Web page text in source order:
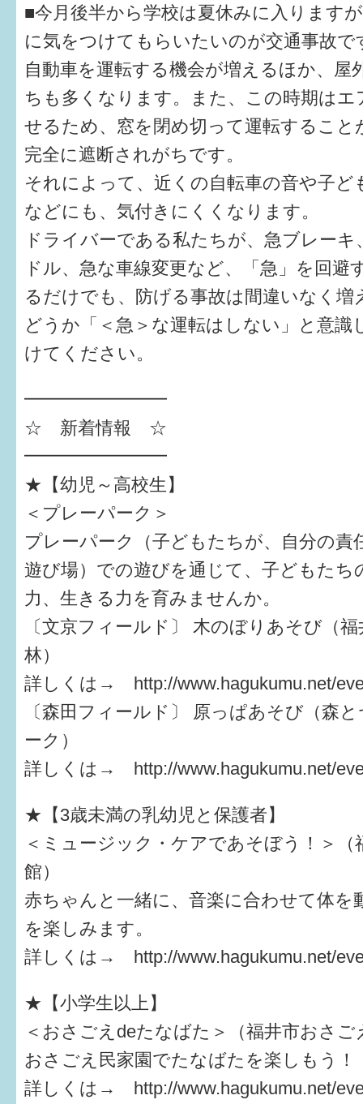
■今月後半から学校は夏休みに入ります
に気をつけてもらいたいのが交通事故で
自動車を運転する機会が増えるほか、屋
ちも多くなります。また、この時期はエ
せるため、窓を閉め切って運転すること
完全に遮断されがちです。
それによって、近くの自転車の音や子ど
などにも、気付きにくくなります。
ドライバーである私たちが、急ブレーキ
ドル、急な車線変更など、「急」を回避
るだけでも、防げる事故は間違いなく増
どうか「＜急＞な運転はしない」と意識
けてください。
━━━━━━━━
☆ 新着情報 ☆
━━━━━━━━
★【幼児～高校生】
＜プレーパーク＞
プレーパーク（子どもたちが、自分の責
遊び場）での遊びを通じて、子どもたち
力、生きる力を育みませんか。
〔文京フィールド〕 木のぼりあそび（
林）
詳しくは→ http://www.hagukumu.net/
〔森田フィールド〕 原っぱあそび（森
ーク）
詳しくは→ http://www.hagukumu.net/
★【3歳未満の乳幼児と保護者】
＜ミュージック・ケアであそぼう！＞（
館）
赤ちゃんと一緒に、音楽に合わせて体を
を楽しみます。
詳しくは→ http://www.hagukumu.net/
★【小学生以上】
＜おさごえdeたなばた＞（福井市おさご
おさごえ民家園でたなばたを楽しもう！
詳しくは→ http://www.hagukumu.net/
はぐくむ.net相談コーナー
みんなの知恵袋
子育て情報誌「ほっと」
食育
福井市図書館オススメの本
お出かけ情報
病気・けが 基本情報
パパもママも子育て
ワンポイント英会話
ソーシャルメディア
すまいるサポート行事案内